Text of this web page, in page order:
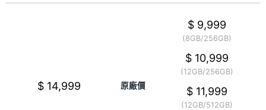
$ 14,999 原廠價
$ 9,999
(8GB/256GB)
$ 10,999
(12GB/256GB)
$ 11,999
(12GB/512GB)